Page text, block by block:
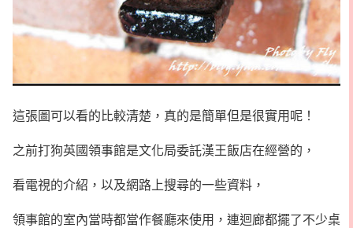
這張圖可以看的比較清楚，真的是簡單但是很實用呢！
之前打狗英國領事館是文化局委託漢王飯店在經營的，
看電視的介紹，以及網路上搜尋的一些資料，
領事館的室內當時都當作餐廳來使用，連迴廊都擺了不少桌